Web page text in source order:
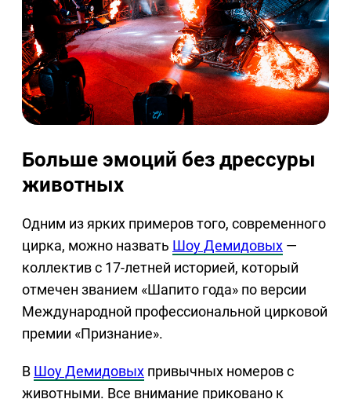
Больше эмоций без дрессуры
животных
Одним из ярких примеров того, современного
цирка, можно назвать Шоу Демидовых —
коллектив с 17-летней историей, который
отмечен званием «Шапито года» по версии
Международной профессиональной цирковой
премии «Признание».
В Шоу Демидовых привычных номеров с
животными. Все внимание приковано к